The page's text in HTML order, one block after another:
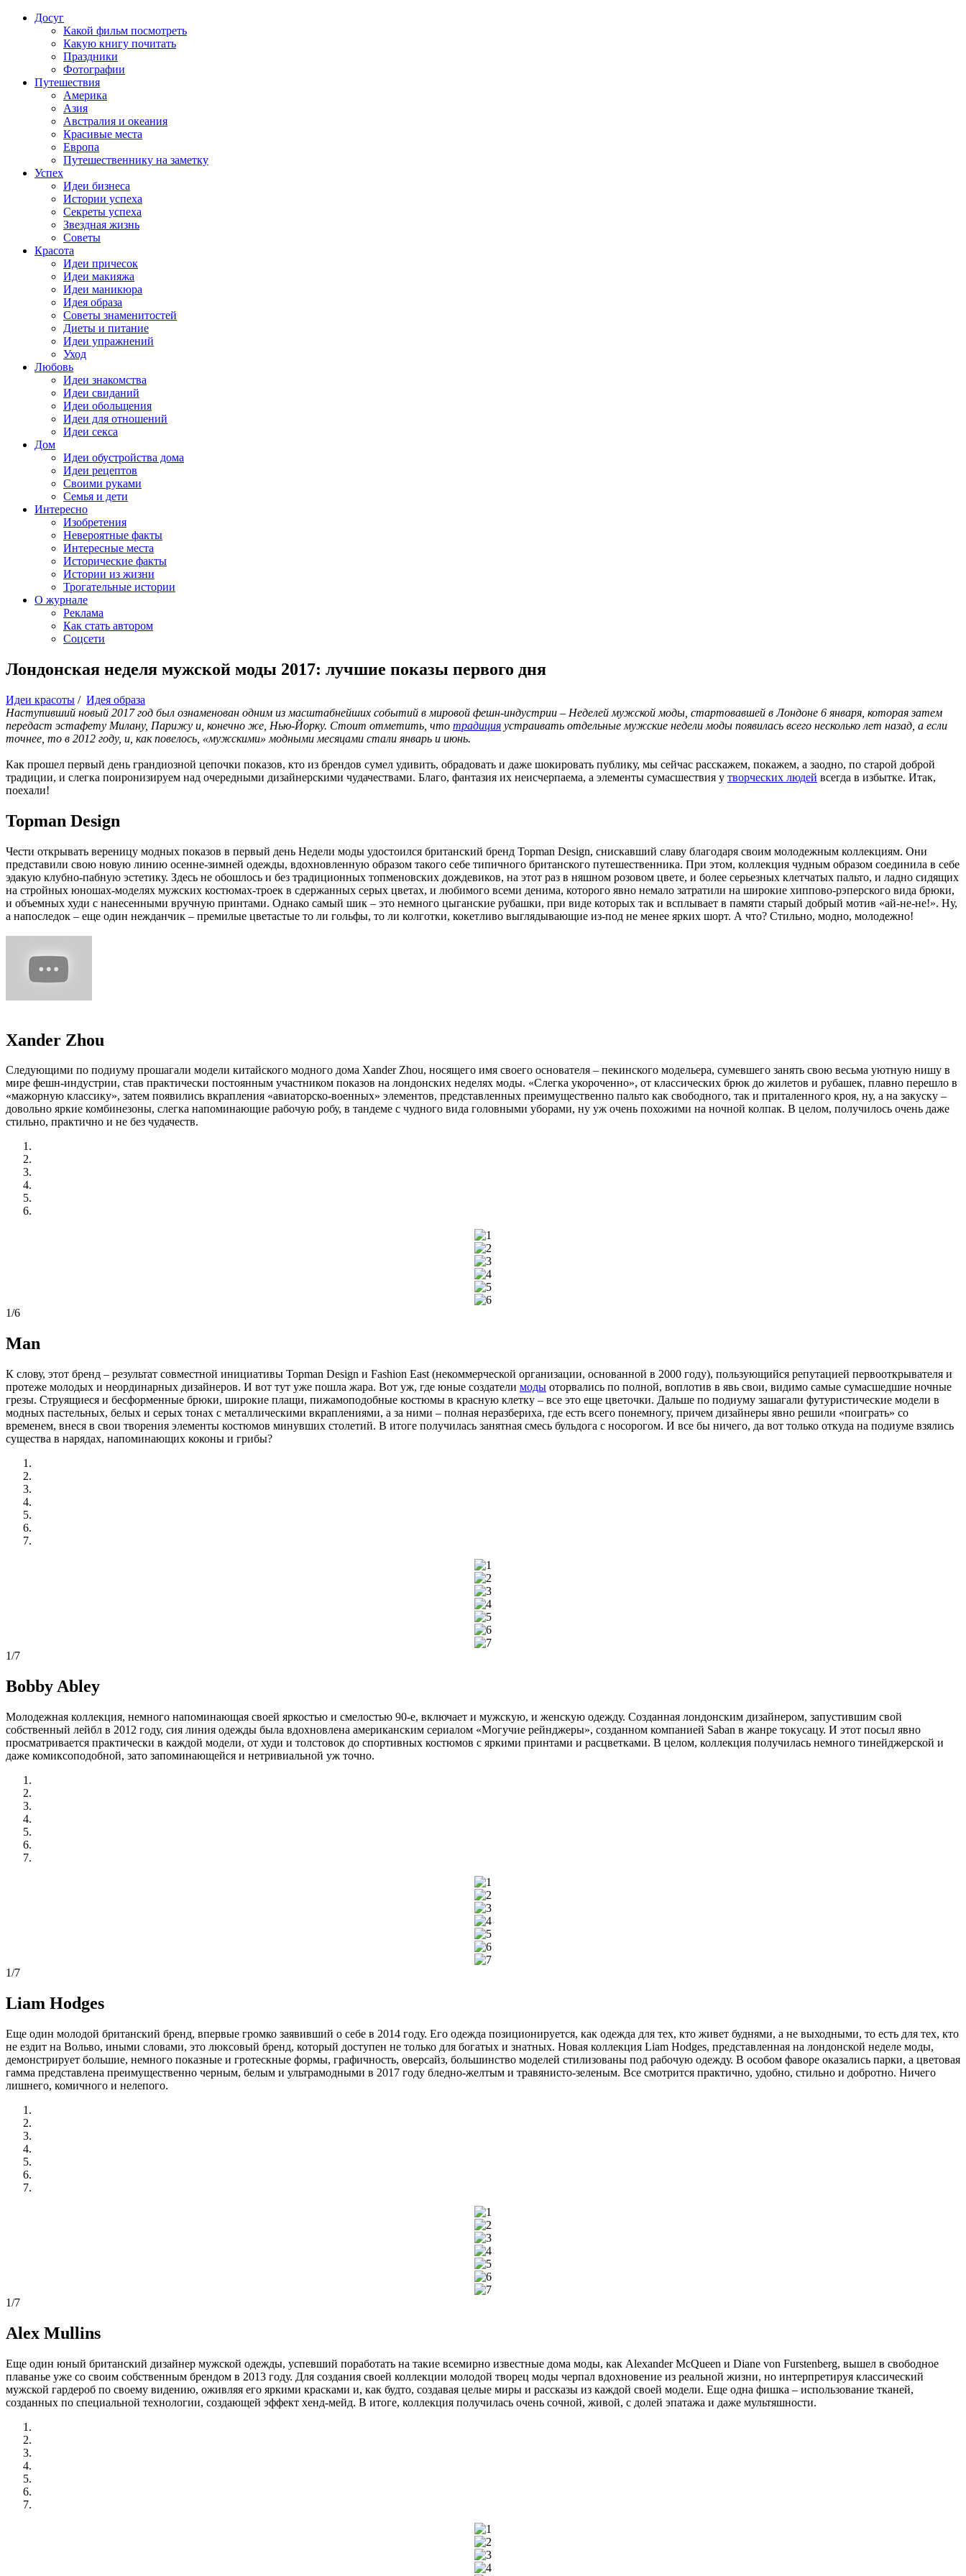
Досуг
Какой фильм посмотреть
Какую книгу почитать
Праздники
Фотографии
Путешествия
Америка
Азия
Австралия и океания
Красивые места
Европа
Путешественнику на заметку
Успех
Идеи бизнеса
Истории успеха
Секреты успеха
Звездная жизнь
Советы
Красота
Идеи причесок
Идеи макияжа
Идеи маникюра
Идея образа
Советы знаменитостей
Диеты и питание
Идеи упражнений
Уход
Любовь
Идеи знакомства
Идеи свиданий
Идеи обольщения
Идеи для отношений
Идеи секса
Дом
Идеи обустройства дома
Идеи рецептов
Своими руками
Семья и дети
Интересно
Изобретения
Невероятные факты
Интересные места
Исторические факты
Истории из жизни
Трогательные истории
О журнале
Реклама
Как стать автором
Соцсети
Лондонская неделя мужской моды 2017: лучшие показы первого дня
Идеи красоты / Идея образа
Наступивший новый 2017 год был ознаменован одним из масштабнейших событий в мировой фешн-индустрии – Неделей мужской моды, стартовавшей в Лондоне 6 января, которая затем
передаст эстафету Милану, Парижу и, конечно же, Нью-Йорку. Стоит отметить, что традиция устраивать отдельные мужские недели моды появилась всего несколько лет назад, а если
точнее, то в 2012 году, и, как повелось, «мужскими» модными месяцами стали январь и июнь.
Как прошел первый день грандиозной цепочки показов, кто из брендов сумел удивить, обрадовать и даже шокировать публику, мы сейчас расскажем, покажем, а заодно, по старой доброй
традиции, и слегка поиронизируем над очередными дизайнерскими чудачествами. Благо, фантазия их неисчерпаема, а элементы сумасшествия у творческих людей всегда в избытке. Итак,
поехали!
Topman Design
Чести открывать вереницу модных показов в первый день Недели моды удостоился британский бренд Topman Design, снискавший славу благодаря своим молодежным коллекциям. Они
представили свою новую линию осенне-зимней одежды, вдохновленную образом такого себе типичного британского путешественника. При этом, коллекция чудным образом соединила в себе
эдакую клубно-пабную эстетику. Здесь не обошлось и без традиционных топменовских дождевиков, на этот раз в няшном розовом цвете, и более серьезных клетчатых пальто, и ладно сидящих
на стройных юношах-моделях мужских костюмах-троек в сдержанных серых цветах, и любимого всеми денима, которого явно немало затратили на широкие хиппово-рэперского вида брюки,
и объемных худи с нанесенными вручную принтами. Однако самый шик – это немного цыганские рубашки, при виде которых так и всплывает в памяти старый добрый мотив «ай-не-не!». Ну,
а напоследок – еще один нежданчик – премилые цветастые то ли гольфы, то ли колготки, кокетливо выглядывающие из-под не менее ярких шорт. А что? Стильно, модно, молодежно!
Xander Zhou
Следующими по подиуму прошагали модели китайского модного дома Xander Zhou, носящего имя своего основателя – пекинского модельера, сумевшего занять свою весьма уютную нишу в
мире фешн-индустрии, став практически постоянным участником показов на лондонских неделях моды. «Слегка укороченно», от классических брюк до жилетов и рубашек, плавно перешло в
«мажорную классику», затем появились вкрапления «авиаторско-военных» элементов, представленных преимущественно пальто как свободного, так и приталенного кроя, ну, а на закуску –
довольно яркие комбинезоны, слегка напоминающие рабочую робу, в тандеме с чудного вида головными уборами, ну уж очень похожими на ночной колпак. В целом, получилось очень даже
стильно, практично и не без чудачеств.
1/6
Man
К слову, этот бренд – результат совместной инициативы Topman Design и Fashion East (некоммерческой организации, основанной в 2000 году), пользующийся репутацией первооткрывателя и
протеже молодых и неординарных дизайнеров. И вот тут уже пошла жара. Вот уж, где юные создатели моды оторвались по полной, воплотив в явь свои, видимо самые сумасшедшие ночные
грезы. Струящиеся и бесформенные брюки, широкие плащи, пижамоподобные костюмы в красную клетку – все это еще цветочки. Дальше по подиуму зашагали футуристические модели в
модных пастельных, белых и серых тонах с металлическими вкраплениями, а за ними – полная неразбериха, где есть всего понемногу, причем дизайнеры явно решили «поиграть» со
временем, внеся в свои творения элементы костюмов минувших столетий. В итоге получилась занятная смесь бульдога с носорогом. И все бы ничего, да вот только откуда на подиуме взялись
существа в нарядах, напоминающих коконы и грибы?
1/7
Bobby Abley
Молодежная коллекция, немного напоминающая своей яркостью и смелостью 90-е, включает и мужскую, и женскую одежду. Созданная лондонским дизайнером, запустившим свой
собственный лейбл в 2012 году, сия линия одежды была вдохновлена американским сериалом «Могучие рейнджеры», созданном компанией Saban в жанре токусацу. И этот посыл явно
просматривается практически в каждой модели, от худи и толстовок до спортивных костюмов с яркими принтами и расцветками. В целом, коллекция получилась немного тинейджерской и
даже комиксоподобной, зато запоминающейся и нетривиальной уж точно.
1/7
Liam Hodges
Еще один молодой британский бренд, впервые громко заявивший о себе в 2014 году. Его одежда позиционируется, как одежда для тех, кто живет буднями, а не выходными, то есть для тех, кто
не ездит на Вольво, иными словами, это люксовый бренд, который доступен не только для богатых и знатных. Новая коллекция Liam Hodges, представленная на лондонской неделе моды,
демонстрирует большие, немного показные и гротескные формы, графичность, оверсайз, большинство моделей стилизованы под рабочую одежду. В особом фаворе оказались парки, а цветовая
гамма представлена преимущественно черным, белым и ультрамодными в 2017 году бледно-желтым и травянисто-зеленым. Все смотрится практично, удобно, стильно и добротно. Ничего
лишнего, комичного и нелепого.
1/7
Alex Mullins
Еще один юный британский дизайнер мужской одежды, успевший поработать на такие всемирно известные дома моды, как Alexander McQueen и Diane von Furstenberg, вышел в свободное
плаванье уже со своим собственным брендом в 2013 году. Для создания своей коллекции молодой творец моды черпал вдохновение из реальной жизни, но интерпретируя классический
мужской гардероб по своему видению, оживляя его яркими красками и, как будто, создавая целые миры и рассказы из каждой своей модели. Еще одна фишка – использование тканей,
созданных по специальной технологии, создающей эффект хенд-мейд. В итоге, коллекция получилась очень сочной, живой, с долей эпатажа и даже мультяшности.